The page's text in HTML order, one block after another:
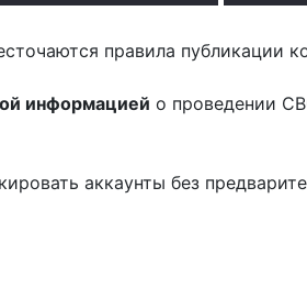
правила публикации
информацией о проведении
аккаунты без